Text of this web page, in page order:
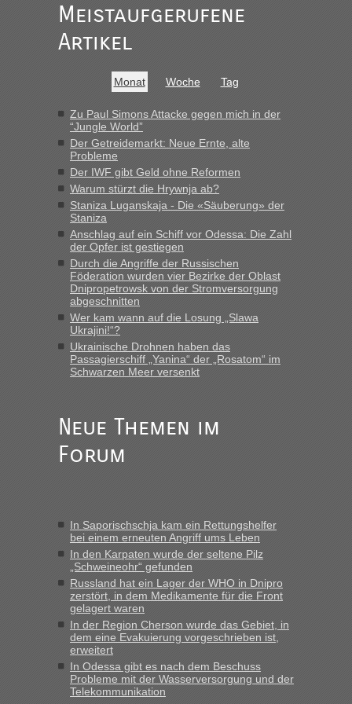
gab es keine Probleme“
inRecht, Visa und Dokumente • Re: Seit
Anfang des Jahres haben die Zollbeamten
Verstöße im Wert von fast 11 Milliarden
„Am besten wäre natürlich, wenn die Frau mit dabei ist.
Alleinreisende Männer stehen schließlich immer unter
Verdacht.“
inRecht, Visa und Dokumente • Re: Seit
Anfang des Jahres haben die Zollbeamten
Verstöße im Wert von fast 11 Milliarden
aufgedeckt
„Kein Zoll. Du musst an sich nur sagen dass das privat ist
und du nicht damit handeln willst. So lange das nicht
Originalverpackt ist und ersichlich das nicht neu sollte es
keine Probleme geben“
Recht, Visa und Dokumente • Deklaration
gebrauchter Kleidung beim Zoll
„Hallo Leute, ich weiß nicht, ob ich hier richtig bin mit meiner
mitnehmen. Es ist gebrauchte Kleidung...“
Berichte und Reisetipps • Re: An welchem
15.6. in Krakovets rüber. Sehr zeitig los gegen 5 Uhr in der
Früh. Mit sehr sehr wenig Verkehr, super bis zur Grenze. Nur
8 PKW vor der Schranke....“
inBerichte und Reisetipps • Re: An welchem
Grenzübergang zwischen Polen und der Ukraine
geht es am schnellsten?
„Gestern 6 Stunden warten vor der Grenze Richtung Polen
in Krakowez mit dem Kleinbus. Abfertigung ging dann
schnell da auch Passagiere mit EU-Pass dabei waren“
Meistaufgerufene
Artikel
Monat Woche Tag
Zu Paul Simons Attacke gegen mich in der
“Jungle World”
Der Getreidemarkt: Neue Ernte, alte
Probleme
Der IWF gibt Geld ohne Reformen
Warum stürzt die Hrywnja ab?
Staniza Luganskaja - Die «Säuberung» der
Staniza
Anschlag auf ein Schiff vor Odessa: Die Zahl
der Opfer ist gestiegen
Durch die Angriffe der Russischen
Föderation wurden vier Bezirke der Oblast
Dnipropetrowsk von der Stromversorgung
abgeschnitten
Wer kam wann auf die Losung „Slawa
Ukrajini!“?
Ukrainische Drohnen haben das
Passagierschiff „Yanina“ der „Rosatom“ im
Schwarzen Meer versenkt
Neue Themen im
Forum
In Saporischschja kam ein Rettungshelfer
bei einem erneuten Angriff ums Leben
In den Karpaten wurde der seltene Pilz
„Schweineohr“ gefunden
Russland hat ein Lager der WHO in Dnipro
zerstört, in dem Medikamente für die Front
gelagert waren
In der Region Cherson wurde das Gebiet, in
dem eine Evakuierung vorgeschrieben ist,
erweitert
In Odessa gibt es nach dem Beschuss
Probleme mit der Wasserversorgung und der
Telekommunikation